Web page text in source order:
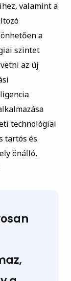
valamint a
a
szintet
az új
technológiai
tartós és
önálló,